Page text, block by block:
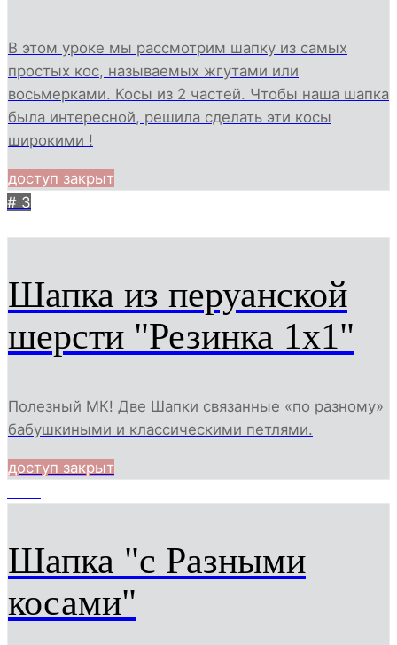
В этом уроке мы рассмотрим шапку из самых
простых кос, называемых жгутами или
восьмерками. Косы из 2 частей. Чтобы наша шапка
была интересной, решила сделать эти косы
широкими !
доступ закрыт
# 3
Шапка из перуанской
шерсти "Резинка 1х1"
Полезный МК! Две Шапки связанные «по разному»
бабушкиными и классическими петлями.
доступ закрыт
Шапка "с Разными
косами"